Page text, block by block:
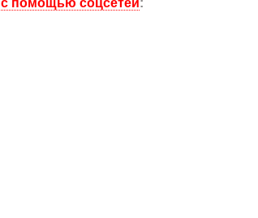
с помощью соцсетей: